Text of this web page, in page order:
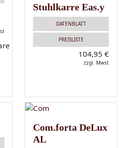
Stuhlkarre Eas.y
DATENBLATT
PREISLISTE
104,95 €
zzgl. Mwst
Com.forta DeLux
AL